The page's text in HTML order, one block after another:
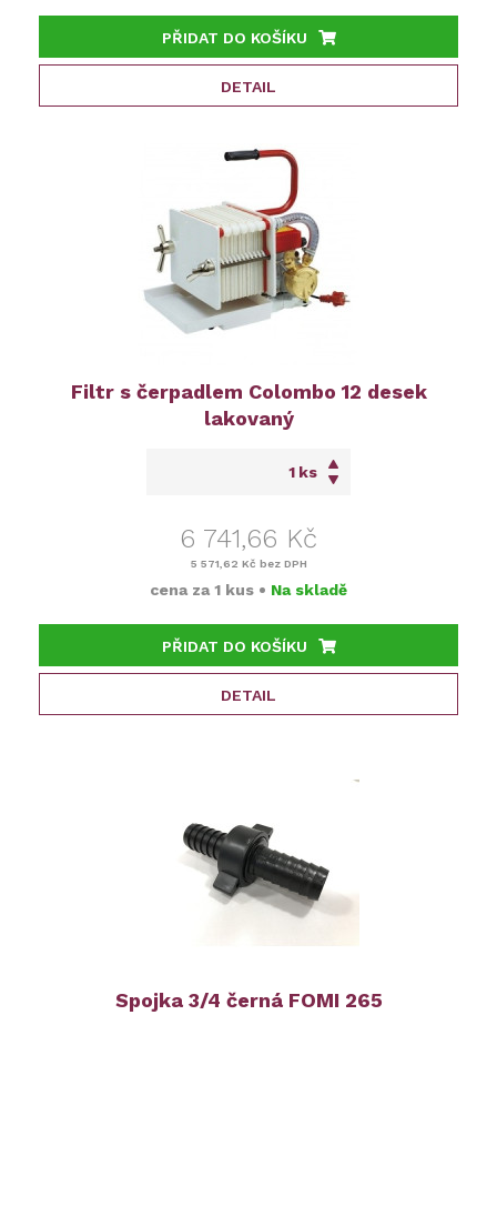
PŘIDAT DO KOŠÍKU
DETAIL
Filtr s čerpadlem Colombo 12 desek
lakovaný
ks
6 741,66 Kč
5 571,62 Kč bez DPH
cena za 1 kus • Na skladě
PŘIDAT DO KOŠÍKU
DETAIL
Spojka 3/4 černá FOMI 265